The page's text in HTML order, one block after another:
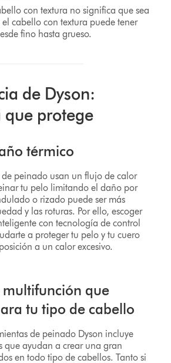
con textura no significa que sea
cabello con textura puede tener
fino hasta grueso.
de Dyson:
que protege
térmico
de peinado usan un flujo de calor
tu pelo limitando el daño por
o rizado puede ser más
y las roturas. Por ello, escoger
con tecnología de control
a proteger tu pelo y tu cuero
a un calor excesivo.
multifunción que
tu tipo de cabello
de peinado Dyson incluye
que ayudan a crear una gran
en todo tipo de cabellos. Tanto si